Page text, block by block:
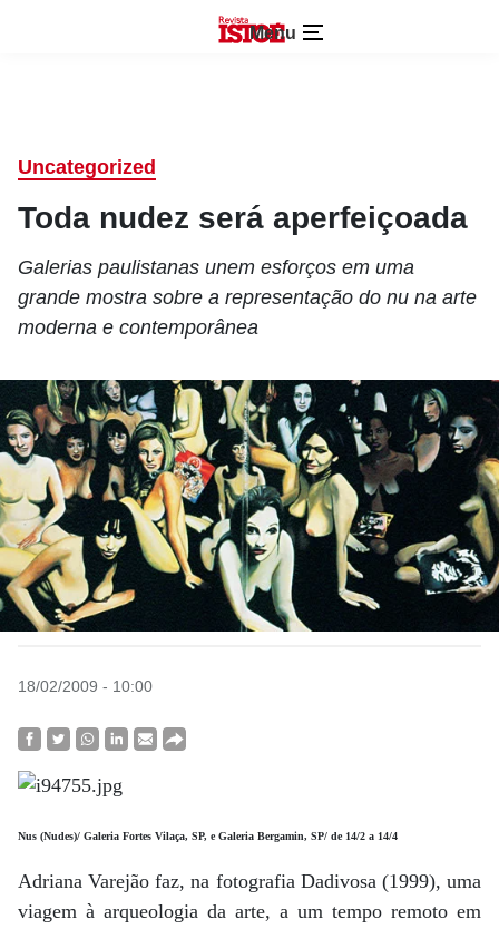
Menu
Uncategorized
Toda nudez será aperfeiçoada
Galerias paulistanas unem esforços em uma
grande mostra sobre a representação do nu na arte
moderna e contemporânea
18/02/2009 - 10:00
Nus (Nudes)/ Galeria Fortes Vilaça, SP, e Galeria Bergamin, SP/ de 14/2 a 14/4
Adriana Varejão faz, na fotografia Dadivosa (1999), uma
viagem à arqueologia da arte, a um tempo remoto em